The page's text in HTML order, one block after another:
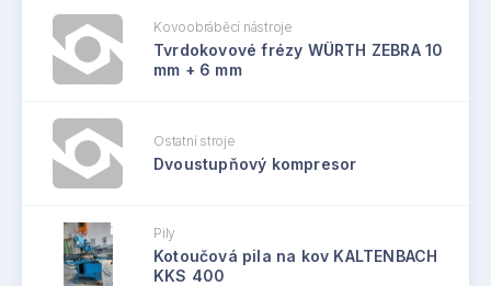
Kovoobráběcí nástroje
Tvrdokovové frézy WÜRTH ZEBRA 10
mm + 6 mm
Ostatní stroje
Dvoustupňový kompresor
Pily
Kotoučová pila na kov KALTENBACH
KKS 400